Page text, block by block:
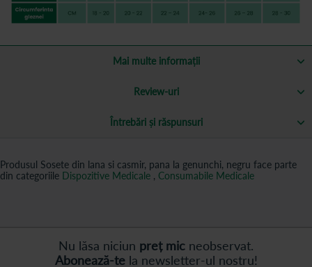
Mai multe informații
Review-uri
Întrebări și răspunsuri
Produsul Sosete din lana si casmir, pana la genunchi, negru face parte
din categoriile Dispozitive Medicale , Consumabile Medicale
Nu lăsa niciun preț mic neobservat.
Abonează-tela newsletter-ul nostru!